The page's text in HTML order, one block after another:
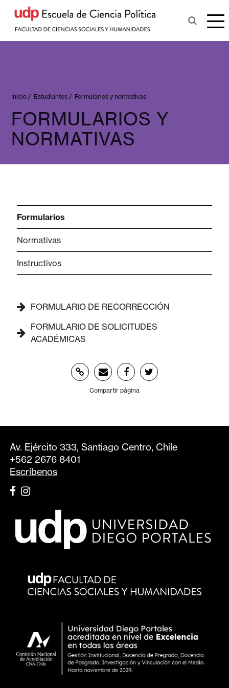
Inicio / Estudiantes / Formularios y normativas
FORMULARIOS Y
NORMATIVAS
Formularios
Normativas
Instructivos
FORMULARIO DE RECORRECCIÓN
FORMULARIO DE SOLICITUDES
ACADÉMICAS
Compartir página
Av. Ejército 333, Santiago Centro, Chile
+562 2676 8401
Escríbenos